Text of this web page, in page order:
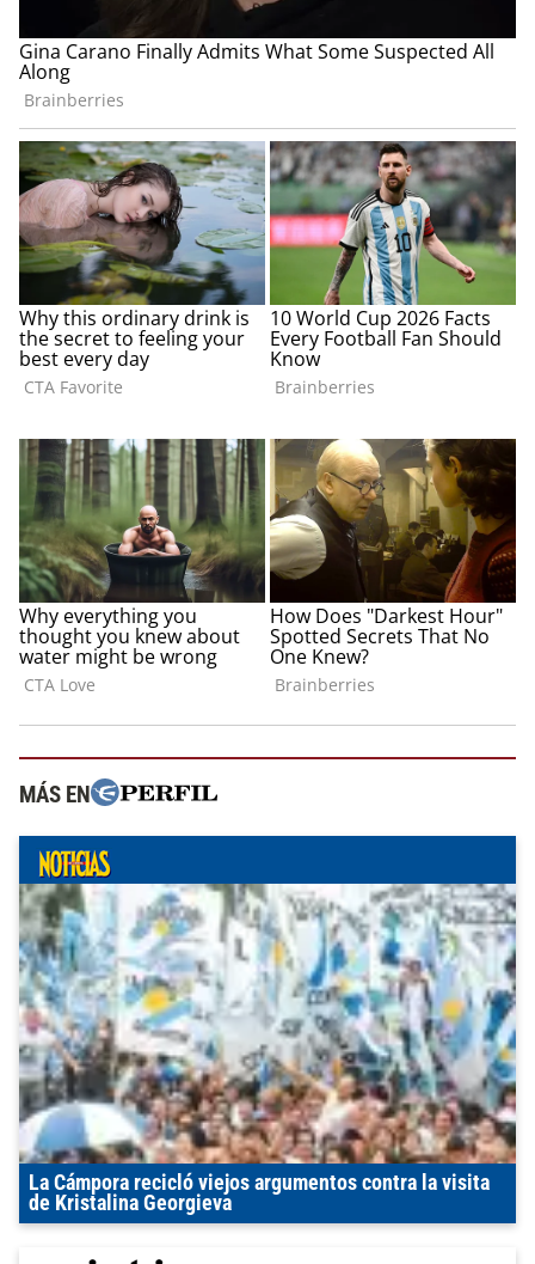
MÁS EN
La Cámpora recicló viejos argumentos contra la visita
de Kristalina Georgieva